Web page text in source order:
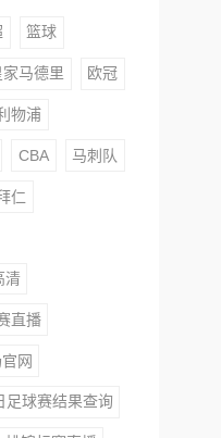
篮球
家马德里 欧冠
物浦
CBA 马刺队
仁
清
直播
网
足球赛结果查询